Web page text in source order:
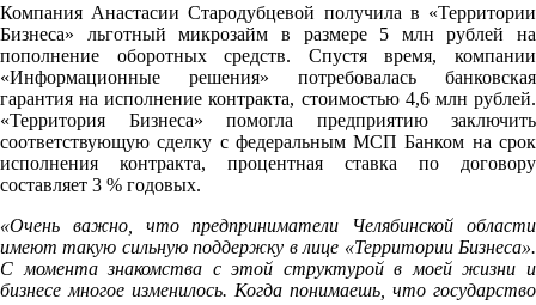
Компания Анастасии Стародубцевой получила в «Территории
Бизнеса» льготный микрозайм в размере 5 млн рублей на
пополнение оборотных средств. Спустя время, компании
«Информационные решения» потребовалась банковская
гарантия на исполнение контракта, стоимостью 4,6 млн рублей.
«Территория Бизнеса» помогла предприятию заключить
соответствующую сделку с федеральным МСП Банком на срок
исполнения контракта, процентная ставка по договору
составляет 3 % годовых.
«Очень важно, что предприниматели Челябинской области
имеют такую сильную поддержку в лице «Территории Бизнеса».
С момента знакомства с этой структурой в моей жизни и
бизнесе многое изменилось. Когда понимаешь, что государство